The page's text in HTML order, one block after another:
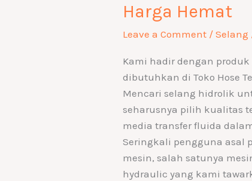
Harga Hemat
Leave a Comment /Selang
Kami hadir dengan
dibutuhkan di Toko Hose
Mencari selang hidrolik
seharusnya pilih kualitas
media transfer fluida
Seringkali pengguna asal
mesin, salah satunya
hydraulic yang kami